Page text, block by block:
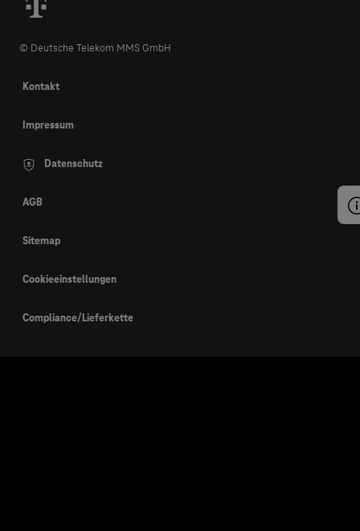
© Deutsche Telekom MMS GmbH
Kontakt
Impressum
Datenschutz
AGB
Sitemap
Cookieeinstellungen
Compliance/Lieferkette